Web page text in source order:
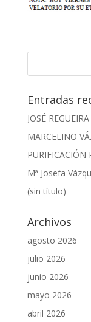
Entradas
JOSÉ
MARCELINO
PURIFICACIÓN
Mª Josefa
(sin título)
Archivos
agosto 2026
julio 2026
junio 2026
mayo 2026
abril 2026